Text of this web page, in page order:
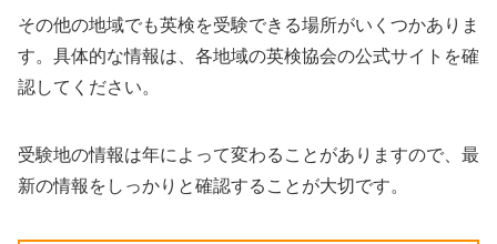
その他の地域でも英検を受験できる場所がいくつかありま
す。具体的な情報は、各地域の英検協会の公式サイトを確
認してください。
受験地の情報は年によって変わることがありますので、最
新の情報をしっかりと確認することが大切です。